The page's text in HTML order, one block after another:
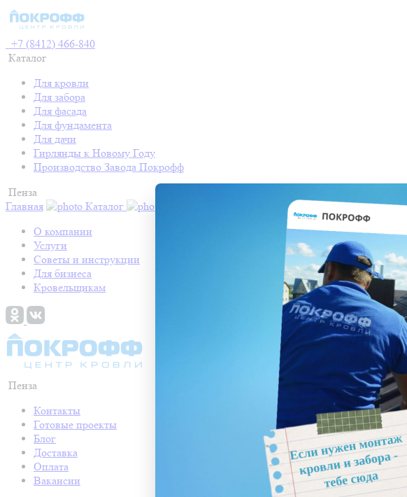
+7 (8412) 466-840
Каталог
Для кровли
Для забора
Для фасада
Для фундамента
Для дачи
Гирлянды к Новому Году
Производство Завода Покрофф
Пенза
Главная
Каталог Готовые проекты Блог Доставка
О компании
Услуги
Советы и инструкции
Для бизнеса
Кровельщикам
Пенза
Контакты
Готовые проекты
Блог
Доставка
Оплата
Вакансии